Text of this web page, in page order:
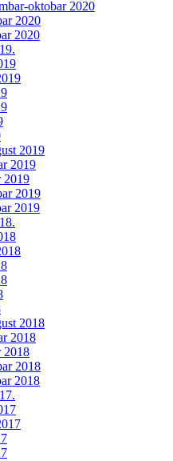
oktobar 2020
2020
2020
2019
2019
2019
2019
2019
2018
2018
2018
2018
2018